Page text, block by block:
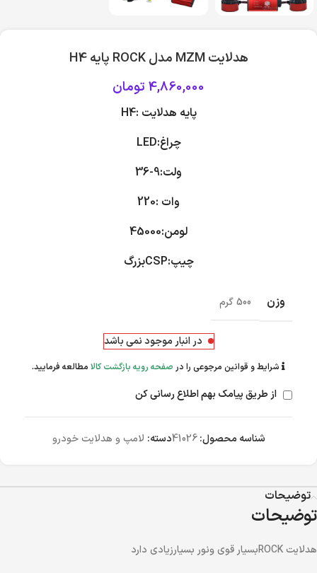
هدلايت MZM مدل ROCK پایه H4
4,860,000 تومان
پایه هدلایت :H4
چراغ:LED
ولت:9-36
وات :220
لومن:45000
چیپ:CSPبزرگ
وزن 500 گرم
در انبار موجود نمی باشد
شرایط و قوانین مرجوعی را در صفحه رویه بازگشت کالا مطالعه فرمایید.
از طریق پیامک بهم اطلاع رسانی کن
شناسه محصول:41026دسته: لامپ و هدلایت خودرو
توضیحات
توضیحات
هدلایت ROCKبسیار قوی ونور بسیارزیادی دارد